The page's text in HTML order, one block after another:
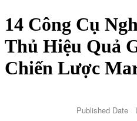
14 Công Cụ
Thủ Hiệu Quả
Chiến Lược
Published Date